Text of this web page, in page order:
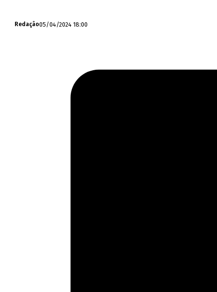
Redação05/04/2024 18:00